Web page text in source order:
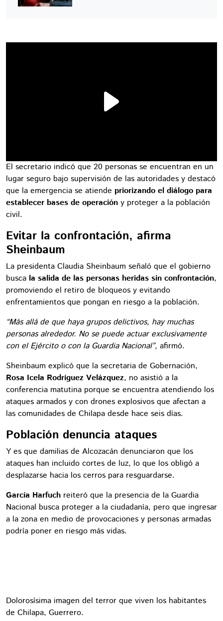
El secretario indicó que 20 personas se encuentran en un
lugar seguro bajo supervisión de las autoridades y destacó
que la emergencia se atiende priorizando el diálogo para
establecer bases de operación y proteger a la población
civil.
Evitar la confrontación, afirma
Sheinbaum
La presidenta Claudia Sheinbaum señaló que el gobierno
busca la salida de las personas heridas sin confrontación,
promoviendo el retiro de bloqueos y evitando
enfrentamientos que pongan en riesgo a la población.
“Más allá de que haya grupos delictivos, hay muchas
personas alrededor. No se puede actuar exclusivamente
con el Ejército o con la Guardia Nacional”, afirmó.
Sheinbaum explicó que la secretaria de Gobernación,
Rosa Icela Rodríguez Velázquez, no asistió a la
conferencia matutina porque se encuentra atendiendo los
ataques armados y con drones explosivos que afectan a
las comunidades de Chilapa desde hace seis días.
Población denuncia ataques
Y es que damilias de Alcozacán denunciaron que los
ataques han incluido cortes de luz, lo que los obligó a
desplazarse hacia los cerros para resguardarse.
García Harfuch reiteró que la presencia de la Guardia
Nacional busca proteger a la ciudadanía, pero que ingresar
a la zona en medio de provocaciones y personas armadas
podría poner en riesgo más vidas.
Dolorosísima imagen del terror que viven los habitantes
de Chilapa, Guerrero.